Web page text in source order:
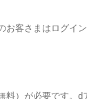
お客さまはログイ
料）が必要です。d